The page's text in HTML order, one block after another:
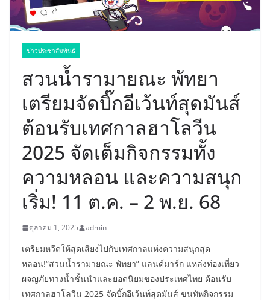
ข่าวประชาสัมพันธ์
สวนน้ำรามายณะ พัทยา
เตรียมจัดบิ๊กอีเว้นท์สุดมันส์
ต้อนรับเทศกาลฮาโลวีน
2025 จัดเต็มกิจกรรมทั้ง
ความหลอน และความสนุก
เริ่ม! 11 ต.ค. – 2 พ.ย. 68
ตุลาคม 1, 2025 admin
เตรียมหวีดให้สุดเสียงไปกับเทศกาลแห่งความสนุกสุด
หลอน!“สวนน้ำรามายณะ พัทยา” แลนด์มาร์ก แหล่งท่องเที่ยว
ผจญภัยทางน้ำชั้นนำและยอดนิยมของประเทศไทย ต้อนรับ
เทศกาลฮาโลวีน 2025 จัดบิ๊กอีเว้นท์สุดมันส์ ขนทัพกิจกรรม